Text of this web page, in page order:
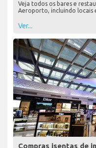
Veja todos os bares e
Aeroporto, incluindo locais
Ver...
Compras isentas de